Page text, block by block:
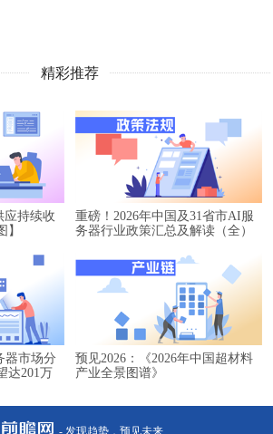
精彩推荐
应持续收
重磅！2026年中国及31省市AI服
务器行业政策汇总及解读（全）
器市场分
达201万
预见2026：《2026年中国超材料
产业全景图谱》
- 发现趋势，预见未来